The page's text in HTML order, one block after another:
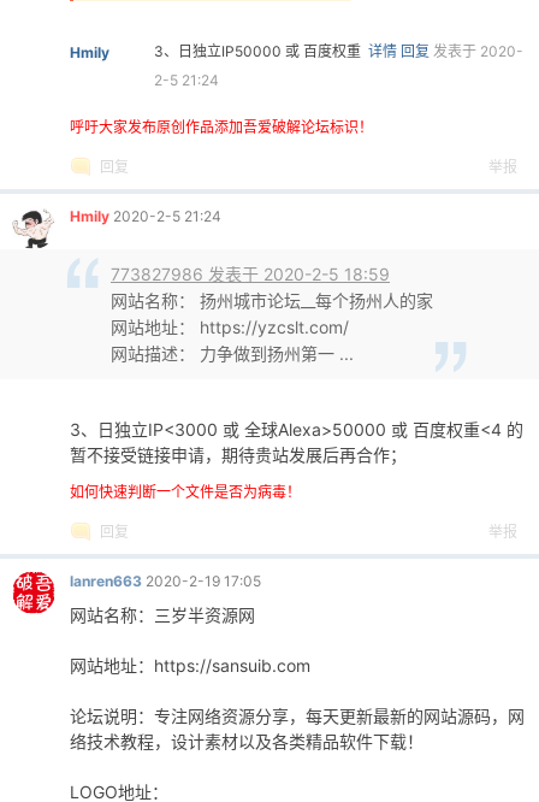
Hmily 3、日独立IP50000 或 百度权重 详情 回复 发表于 2020-
2-5 21:24
呼吁大家发布原创作品添加吾爱破解论坛标识！
回复 举报
Hmily 2020-2-5 21:24
773827986 发表于 2020-2-5 18:59
网站名称： 扬州城市论坛__每个扬州人的家
网站地址： https://yzcslt.com/
网站描述： 力争做到扬州第一 ...
3、日独立IP<3000 或 全球Alexa>50000 或 百度权重<4 的
暂不接受链接申请，期待贵站发展后再合作；
如何快速判断一个文件是否为病毒！
回复 举报
lanren663 2020-2-19 17:05
网站名称：三岁半资源网
网站地址：https://sansuib.com
论坛说明：专注网络资源分享，每天更新最新的网站源码，网
络技术教程，设计素材以及各类精品软件下载！
LOGO地址：